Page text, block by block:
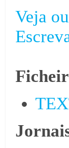
Veja